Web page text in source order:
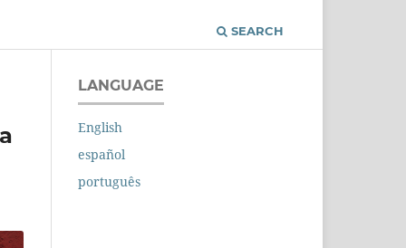
SEARCH
LANGUAGE
English
español
português